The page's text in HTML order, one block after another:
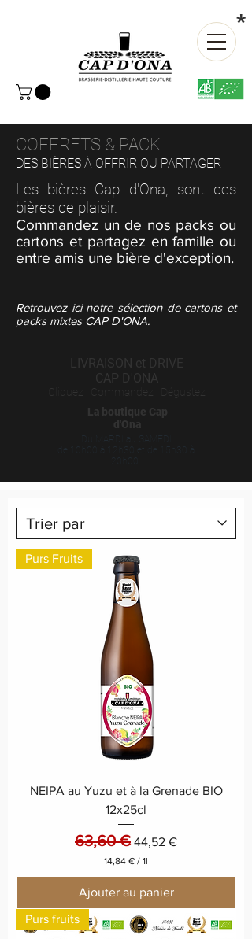
*
COFFRETS & PACK
DES BIÈRES À OFFRIR OU PARTAGER
Les bières Cap d'Ona, sont des
bières de plaisir.
Commandez un de nos packs ou
cartons et partagez en famille ou
entre amis une bière d'exception.
Retrouvez ici notre sélection de cartons et
packs mixtes CAP D'ONA.
LIVRAISON et DRIVE
CAP D'ONA
Cliquez | Commandez | Dégustez
La boutique Cap
d'Ona
Du MARDI au SAMEDI
de 10h00 à 12 h30 et de 15h30 à
20
Purs Fruits
NEIPA au Yuzu et à la Grenade BIO
12x25cl
Prix original
63,60 € Prix promotionnel
44,52 €
14,84 € / 1l
,
8
4
Ajouter au panier
Purs fruits